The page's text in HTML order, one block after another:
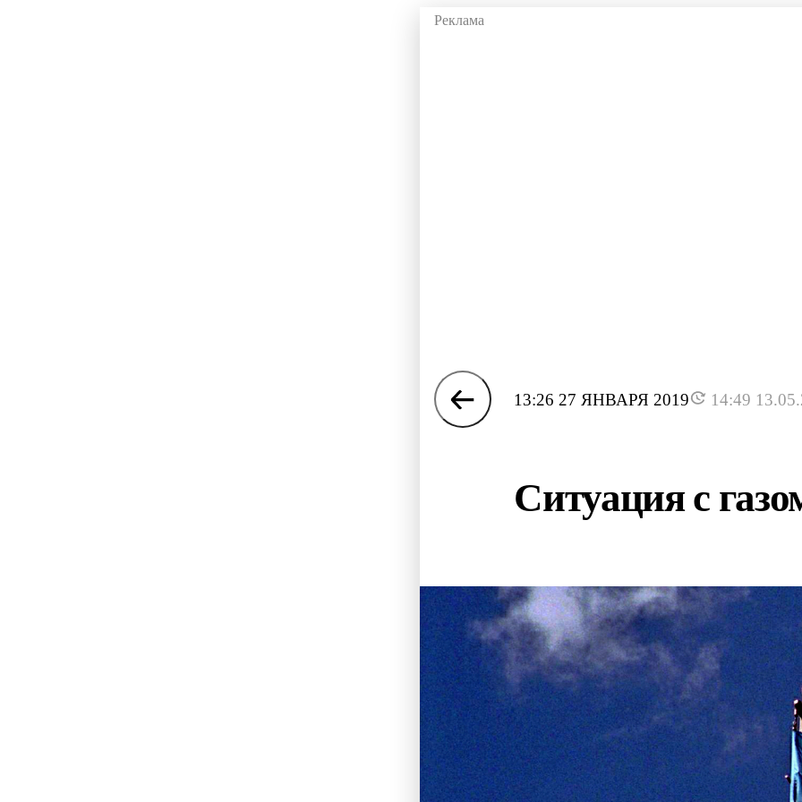
13:26 27 ЯНВАРЯ 2019 14:49
Ситуация с